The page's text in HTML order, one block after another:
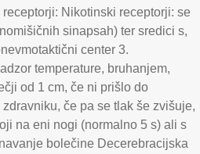
Nikotinski receptorji: se
sinapsah) ter sredici s,
center 3.
temperature, bruhanjem,
od 1 cm,če ni prišlo do
zdravniku,če pa se tlak še zvišuje,
na eni nogi (normalno 5 s) ali s
bolečine Decerebracijska